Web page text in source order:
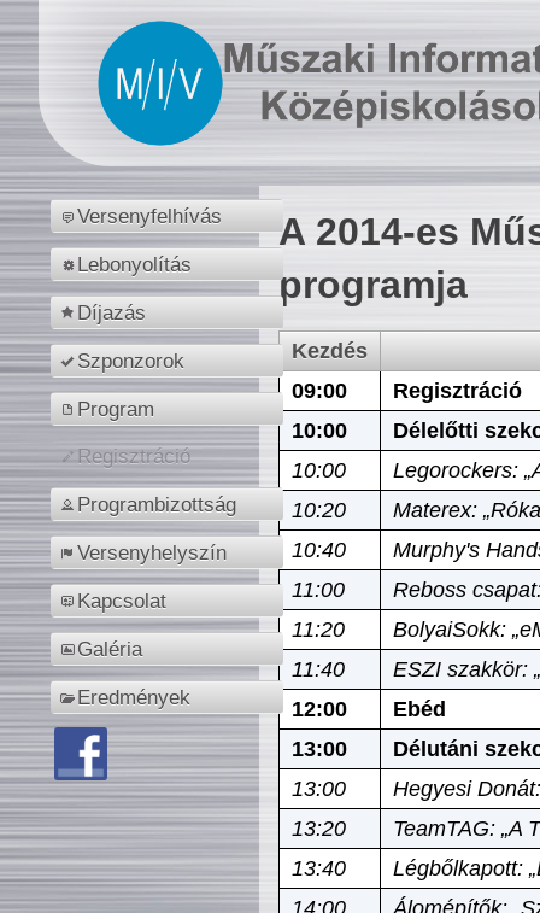
Versenyfelhívás
Lebonyolítás
Díjazás
Szponzorok
Program
Regisztráció
Programbizottság
Versenyhelyszín
Kapcsolat
Galéria
Eredmények
A 2014-es
programja
Kezdés
09:00
Regisztráció
10:00
Délelőtti
10:00
Legorockers:
10:20
Materex:
10:40
Murphy's
11:00
Reboss
11:20
BolyaiSokk:
11:40
ESZI szakkör:
12:00
Ebéd
13:00
Délutáni
13:00
Hegyesi
13:20
TeamTAG: „A
13:40
Légbőlkapott:
14:00
Álomépítők: